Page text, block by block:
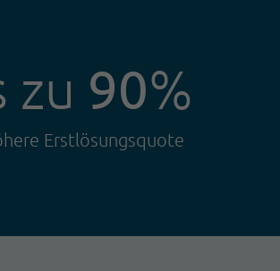
zu 90%
Erstlösungsquote